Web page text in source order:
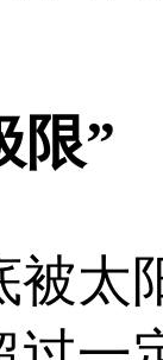
限”
被太